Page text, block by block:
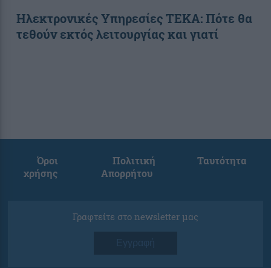
Ηλεκτρονικές Υπηρεσίες ΤΕΚΑ: Πότε θα
τεθούν εκτός λειτουργίας και γιατί
Όροι
χρήσης
Πολιτική
Απορρήτου
Ταυτότητα
Γραφτείτε στο newsletter μας
Εγγραφή